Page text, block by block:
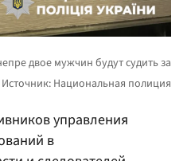
управления
в